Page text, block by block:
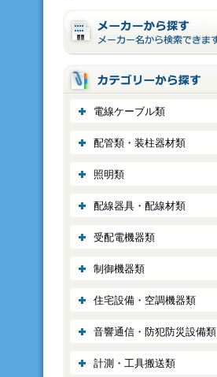
電線ケーブル類
配管類・装柱器材類
照明類
配線器具・配線材類
受配電機器類
制御機器類
住宅設備・空調機器類
音響通信・防犯防災設備類
計測・工具搬送類